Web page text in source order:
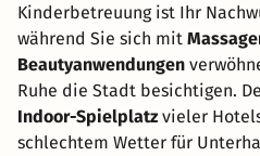
Kinderbetreuung ist Ihr
während Sie sich mit
Beautyanwendungen
Ruhe die Stadt besichtigen.
Indoor-Spielplatz vieler
schlechtem Wetter für